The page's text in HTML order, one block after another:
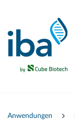
Anwendungen